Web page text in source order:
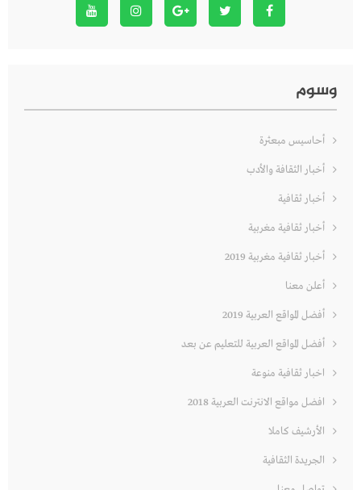
وسوم
أحاسيس مبعثرة
أخبار الثقافة والأدب
أخبار ثقافية
أخبار ثقافية مغربية
أخبار ثقافية مغربية 2019
أعلن معنا
أفضل المواقع العربية 2019
أفضل المواقع العربية للتعليم عن بعد
اخبار ثقافية منوعة
افضل مواقع الانترنت العربية 2018
الأرشيف كاملا
الجريدة الثقافية